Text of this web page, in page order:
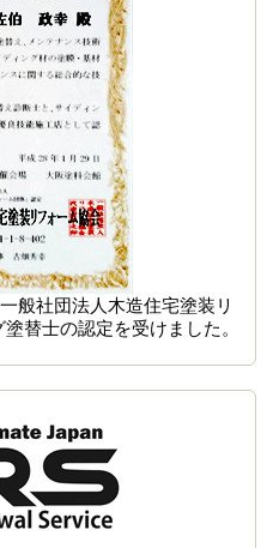
般社団法人木造住宅塗装リ
替士の認定を受けました。